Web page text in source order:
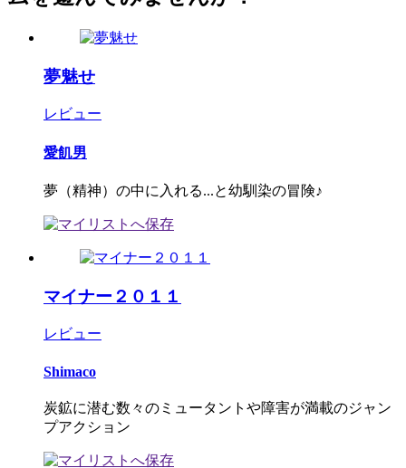
夢魅せ
レビュー
愛飢男
夢（精神）の中に入れる...と幼馴染の冒険♪
マイナー２０１１
レビュー
Shimaco
炭鉱に潜む数々のミュータントや障害が満載のジャン
プアクション